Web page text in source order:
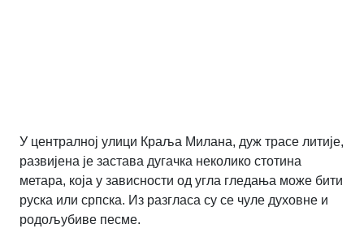
У централној улици Краља Милана, дуж трасе литије,
развијена је застава дугачка неколико стотина
метара, која у зависности од угла гледања може бити
руска или српска. Из разгласа су се чуле духовне и
родољубиве песме.